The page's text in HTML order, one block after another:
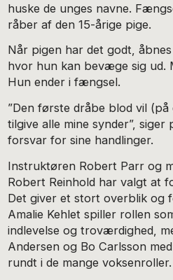
huske de unges navne.
råber af den 15-årige pige.
Når pigen har det godt,
hvor hun kan bevæge sig ud.
Hun ender i fængsel.
”Den første dråbe blod vil
tilgive alle mine synder”, siger
forsvar for sine handlinger.
Instruktøren Robert Parr og
Robert Reinhold har valgt at
Det giver et stort overblik og
Amalie Kehlet spiller rollen
indlevelse og troværdighed,
Andersen og Bo Carlsson
rundt i de mange voksenroller.